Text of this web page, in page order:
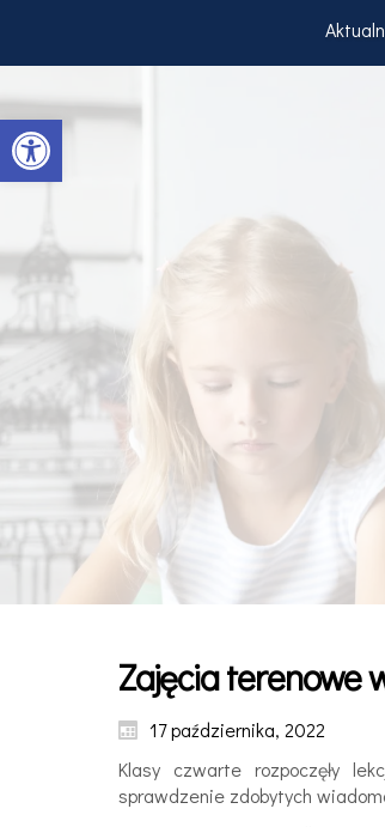
Otwórz pasek narzędzi
Zajęcia terenowe
17 października, 2022
Klasy czwarte rozpoczęły
sprawdzenie zdobytych